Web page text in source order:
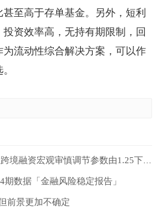
至高于存单基金。另外，短利
资效率高，无持有期限制，回
流动性综合解决方案，可以作
数据「金融风险稳定报告」
前景更加不确定